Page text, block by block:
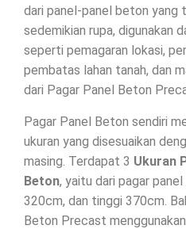
dari panel-panel beton yang
sedemikian rupa, digunakan
seperti pemagaran lokasi,
pembatas lahan tanah, dan
dari Pagar Panel Beton
Pagar Panel Beton sendiri
ukuran yang disesuaikan
masing. Terdapat 3 Ukuran
Beton, yaitu dari pagar
320cm, dan tinggi 370cm.
Beton Precast